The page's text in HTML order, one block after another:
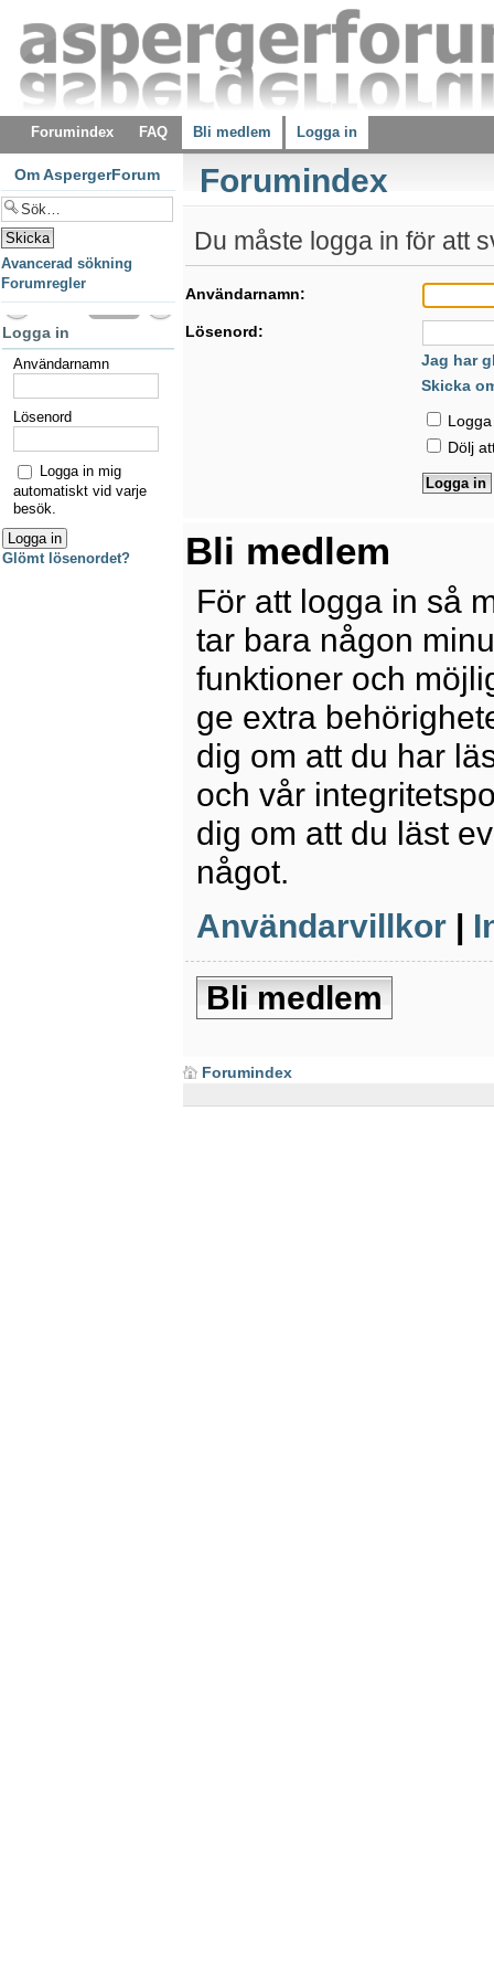
Forumindex FAQ Bli medlem Logga in
Forumindex
Du måste logga in för att
Användarnamn:
Lösenord:
Jag har
Skicka
Dölj
Bli medlem
För att logga in så
tar bara någon
funktioner och
ge extra
dig om att du har
och vår
dig om att du läst
något.
Användarvillkor |
Bli medlem
Forumindex
Om AspergerForum
Avancerad sökning
Forumregler
Logga in
Användarnamn
Lösenord
Logga in mig
automatiskt vid varje
besök.
Glömt lösenordet?